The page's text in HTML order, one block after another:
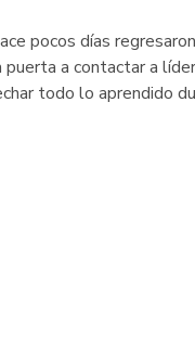
pocos días
a contactar a
todo lo aprendido